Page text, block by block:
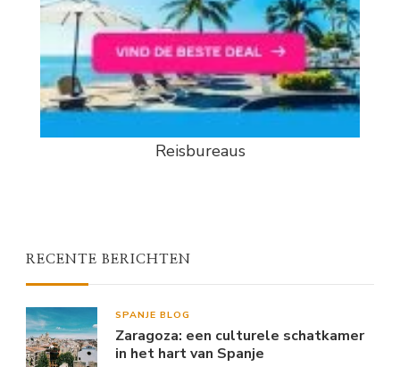
Reisbureaus
RECENTE BERICHTEN
SPANJE BLOG
Zaragoza: een culturele schatkamer
in het hart van Spanje